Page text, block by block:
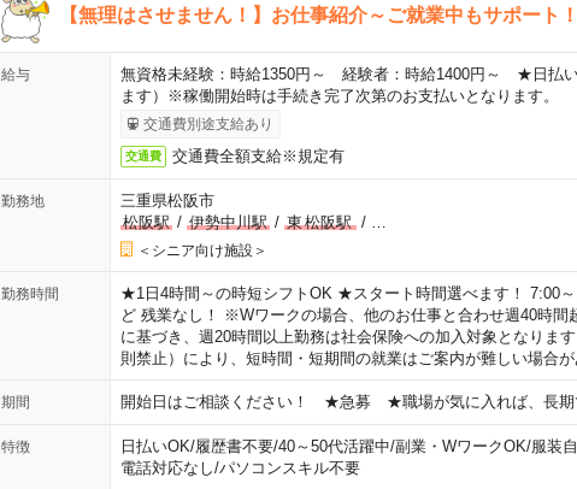
【無理はさせません！】お仕事紹介～ご就業中もサポート！
給与
無資格未経験：時給1350円～ 経験者：時給1400円～ ★日払
ます）※稼働開始時は手続き完了次第のお支払いとなります。
交通費別途支給あり
交通費 交通費全額支給※規定有
勤務地
三重県松阪市
松阪駅/ 伊勢中川駅/ 東松阪駅 /
＜シニア向け施設＞
勤務時間
★1日4時間～の時短シフトOK ★スタート時間選べます！ 7:00
ど 残業なし！ ※Wワークの場合、他のお仕事と合わせ週40時
に基づき、週20時間以上勤務は社会保険への加入対象となりま
則禁止）により、短時間・短期間の就業はご案内が難しい場合
期間 開始日はご相談ください！ ★急募 ★職場が気に入れば、長期
特徴 日払いOK/履歴書不要/40～50代活躍中/副業・WワークOK/服装
電話対応なし/パソコンスキル不要